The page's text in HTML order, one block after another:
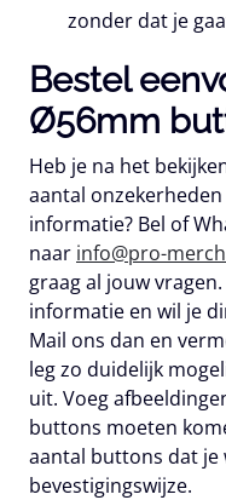
zonder dat je
Bestel
Ø56mm
Heb je na het
aantal
informatie? Bel of
naar info@pro-
graag al jouw
informatie en wil je
Mail ons dan en
leg zo duidelijk
uit. Voeg
buttons moeten
aantal buttons dat je
bevestigingswijze.